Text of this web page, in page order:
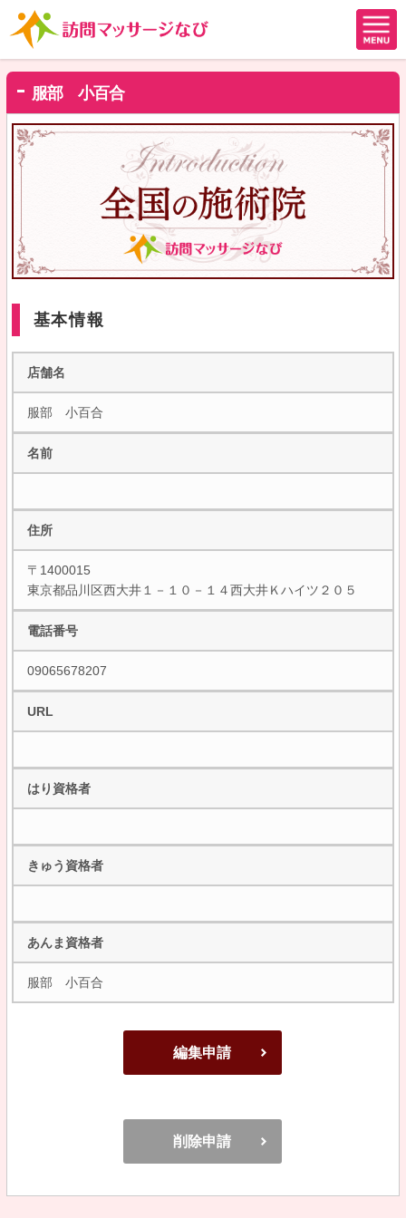
服部 小百合
基本情報
店舗名
服部 小百合
名前
住所
〒1400015
東京都品川区西大井１－１０－１４西大井Ｋハイツ２０５
電話番号
09065678207
URL
はり資格者
きゅう資格者
あんま資格者
服部 小百合
編集申請
削除申請